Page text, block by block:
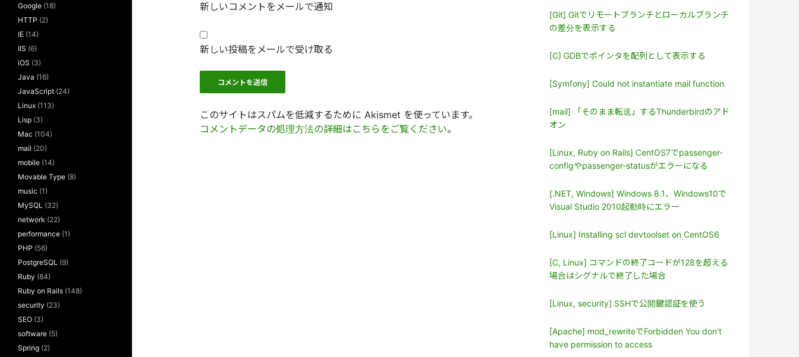
新しいコメントをメールで通知
新しい投稿をメールで受け取る
このサイトはスパムを低減するために Akismet を使っています。
コメントデータの処理方法の詳細はこちらをご覧ください。
[Git] Gitでリモートブランチとローカルブランチ
の差分を表示する
[C] GDBでポインタを配列として表示する
[Symfony] Could not instantiate mail function.
[mail] 「そのまま転送」するThunderbirdのアド
オン
[Linux, Ruby on Rails] CentOS7でpassenger-
configやpassenger-statusがエラーになる
[.NET, Windows] Windows 8.1、Windows10で
Visual Studio 2010起動時にエラー
[Linux] Installing scl devtoolset on CentOS6
[C, Linux] コマンドの終了コードが128を超える
場合はシグナルで終了した場合
[Linux, security] SSHで公開鍵認証を使う
[Apache] mod_rewriteでForbidden You don't
have permission to access
Google (18)
HTTP (2)
IE (14)
IIS (6)
iOS (3)
Java (16)
JavaScript (24)
Linux (113)
Lisp (3)
Mac (104)
mail (20)
mobile (14)
Movable Type (8)
music (1)
MySQL (32)
network (22)
performance (1)
PHP (56)
PostgreSQL (9)
Ruby (84)
Ruby on Rails (148)
security (23)
SEO (3)
software (5)
Spring (2)